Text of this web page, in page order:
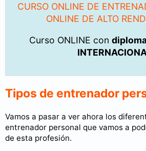
CURSO ONLINE DE
ONLINE DE ALTO
Curso ONLINE con
Tipos de entrenador
Vamos a pasar a ver ahora los
entrenador personal que vamos a
de esta profesión.